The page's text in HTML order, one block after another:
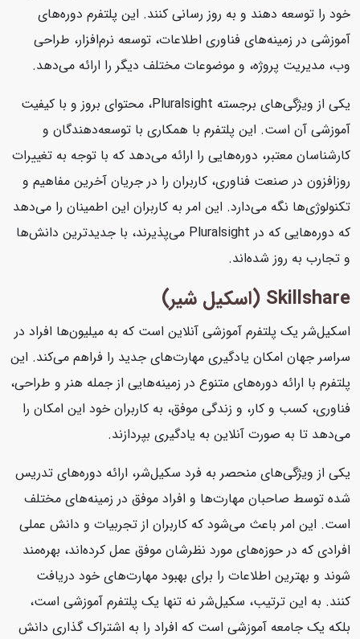
خود را توسعه دهند و به روز رسانی کنند. این پلتفرم دوره‌های
آموزشی در زمینه‌های فناوری اطلاعات، توسعه نرم‌افزار، طراحی
وب، مدیریت پروژه، و موضوعات مختلف دیگر را ارائه می‌دهد.
یکی از ویژگی‌های برجسته Pluralsight، محتوای بروز و با کیفیت
آموزشی آن است. این پلتفرم با همکاری با توسعه‌دهندگان و
کارشناسان معتبر، دوره‌هایی را ارائه می‌دهد که با توجه به تغییرات
روزافزون در صنعت فناوری، کاربران را در جریان آخرین مفاهیم و
تکنولوژی‌ها نگه می‌دارد. این امر به کاربران این اطمینان را می‌دهد
که دوره‌هایی که در Pluralsight می‌پذیرند، با جدیدترین دانش‌ها
و تجارب به روز شده‌اند.
Skillshare (اسکیل شیر)
اسکیل‌شر یک پلتفرم آموزشی آنلاین است که به میلیون‌ها افراد در
سراسر جهان امکان یادگیری مهارت‌های جدید را فراهم می‌کند. این
پلتفرم با ارائه دوره‌های متنوع در زمینه‌هایی از جمله هنر و طراحی،
فناوری، کسب و کار، و زندگی موفق، به کاربران خود این امکان را
می‌دهد تا به صورت آنلاین به یادگیری بپردازند.
یکی از ویژگی‌های منحصر به فرد سکیل‌شر، ارائه دوره‌های تدریس
شده توسط صاحبان مهارت‌ها و افراد موفق در زمینه‌های مختلف
است. این امر باعث می‌شود که کاربران از تجربیات و دانش عملی
افرادی که در حوزه‌های مورد نظرشان موفق عمل کرده‌اند، بهره‌مند
شوند و بهترین اطلاعات را برای بهبود مهارت‌های خود دریافت
کنند. به این ترتیب، سکیل‌شر نه تنها یک پلتفرم آموزشی است،
بلکه یک جامعه آموزشی است که افراد را به اشتراک گذاری دانش